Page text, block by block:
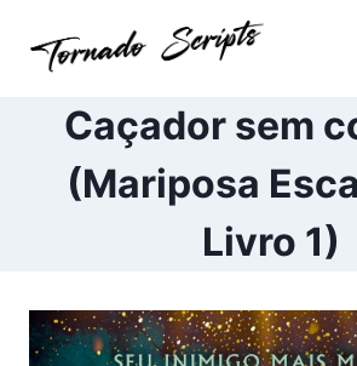
para
ConteúdoCaçador sem
(Mariposa
Livro 1)